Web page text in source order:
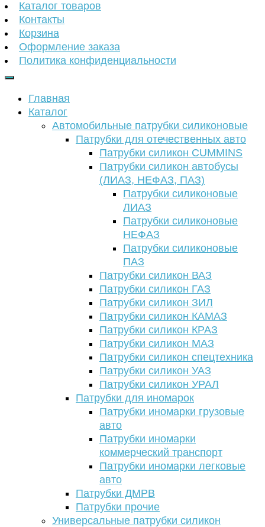
Каталог товаров
Контакты
Корзина
Оформление заказа
Политика конфиденциальности
Главная
Каталог
Автомобильные патрубки силиконовые
Патрубки для отечественных авто
Патрубки силикон CUMMINS
Патрубки силикон автобусы
(ЛИАЗ, НЕФАЗ, ПАЗ)
Патрубки силиконовые
ЛИАЗ
Патрубки силиконовые
НЕФАЗ
Патрубки силиконовые
ПАЗ
Патрубки силикон ВАЗ
Патрубки силикон ГАЗ
Патрубки силикон ЗИЛ
Патрубки силикон КАМАЗ
Патрубки силикон КРАЗ
Патрубки силикон МАЗ
Патрубки силикон спецтехника
Патрубки силикон УАЗ
Патрубки силикон УРАЛ
Патрубки для иномарок
Патрубки иномарки грузовые
авто
Патрубки иномарки
коммерческий транспорт
Патрубки иномарки легковые
авто
Патрубки ДМРВ
Патрубки прочие
Универсальные патрубки силикон